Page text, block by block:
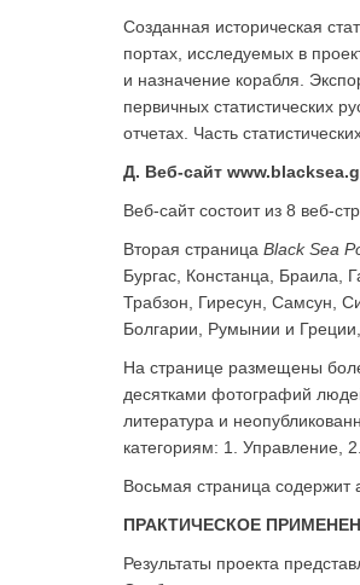
Созданная историческая
портах, исследуемых в
и назначение корабля.
первичных статистических
отчетах. Часть
Д. Веб-сайт
Веб-сайт состоит из 8 веб-
Вторая страница Black Sea
Бургас, Констанца, Браила,
Трабзон, Гиресун, Самсун,
Болгарии, Румынии и
На странице размещены
десятками фотографий
литература и
категориям: 1. Управление,
Восьмая страница содержит
ПРАКТИЧЕСКОЕ
Результаты проекта